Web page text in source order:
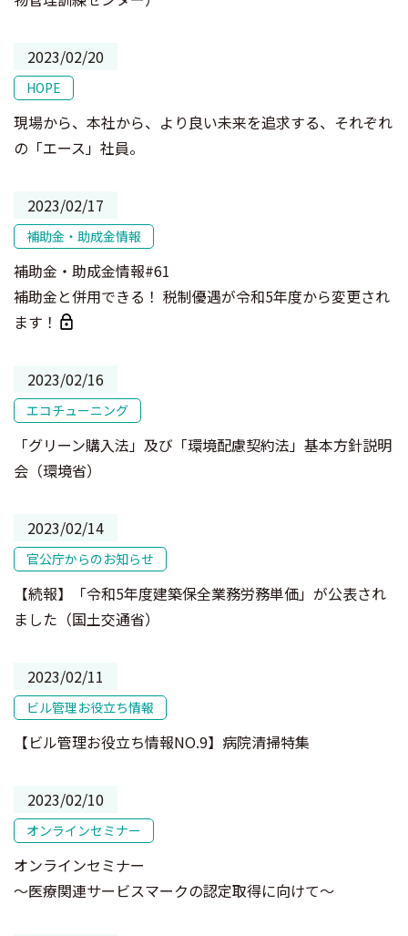
2023/02/20
HOPE
現場から、本社から、より良い未来を追求する、それぞれ
の「エース」社員。
2023/02/17
補助金・助成金情報
補助金・助成金情報#61
補助金と併用できる！ 税制優遇が令和5年度から変更され
ます！
2023/02/16
エコチューニング
「グリーン購入法」及び「環境配慮契約法」基本方針説明
会（環境省）
2023/02/14
官公庁からのお知らせ
【続報】「令和5年度建築保全業務労務単価」が公表され
ました（国土交通省）
2023/02/11
ビル管理お役立ち情報
【ビル管理お役立ち情報NO.9】病院清掃特集
2023/02/10
オンラインセミナー
オンラインセミナー
～医療関連サービスマークの認定取得に向けて～